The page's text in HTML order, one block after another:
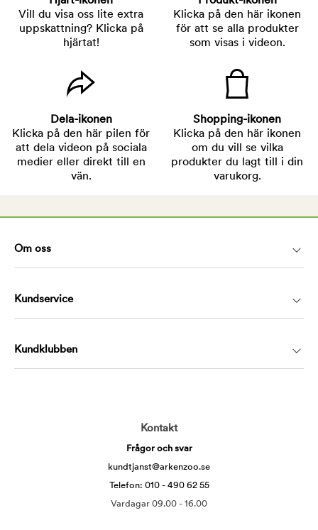
Vill du visa oss lite extra
uppskattning? Klicka på
hjärtat!
Klicka på den här ikonen
för att se alla produkter
som visas i videon.
Dela-ikonen
Klicka på den här pilen för
att dela videon på sociala
medier eller direkt till en
vän.
Shopping-ikonen
Klicka på den här ikonen
om du vill se vilka
produkter du lagt till i din
varukorg.
Om oss
Kundservice
Kundklubben
Kontakt
Frågor och svar
kundtjanst@arkenzoo.se
Telefon: 010 - 490 62 55
Vardagar 09.00 - 16.00